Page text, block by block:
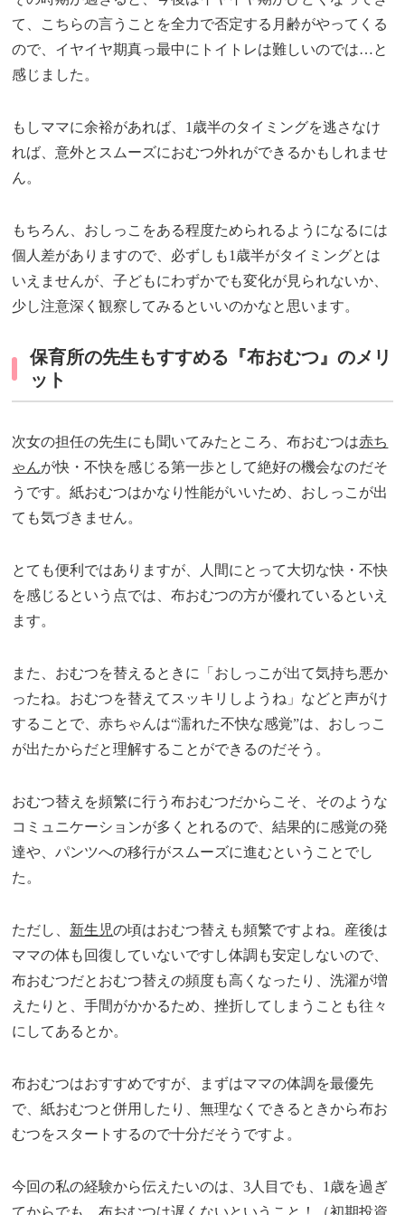
て、こちらの言うことを全力で否定する月齢がやってくる
ので、イヤイヤ期真っ最中にトイトレは難しいのでは…と
感じました。
もしママに余裕があれば、1歳半のタイミングを逃さなけ
れば、意外とスムーズにおむつ外れができるかもしれませ
ん。
もちろん、おしっこをある程度ためられるようになるには
個人差がありますので、必ずしも1歳半がタイミングとは
いえませんが、子どもにわずかでも変化が見られないか、
少し注意深く観察してみるといいのかなと思います。
保育所の先生もすすめる『布おむつ』のメリ
ット
次女の担任の先生にも聞いてみたところ、布おむつは赤ち
ゃんが快・不快を感じる第一歩として絶好の機会なのだそ
うです。紙おむつはかなり性能がいいため、おしっこが出
ても気づきません。
とても便利ではありますが、人間にとって大切な快・不快
を感じるという点では、布おむつの方が優れているといえ
ます。
また、おむつを替えるときに「おしっこが出て気持ち悪か
ったね。おむつを替えてスッキリしようね」などと声がけ
することで、赤ちゃんは“濡れた不快な感覚”は、おしっこ
が出たからだと理解することができるのだそう。
おむつ替えを頻繁に行う布おむつだからこそ、そのような
コミュニケーションが多くとれるので、結果的に感覚の発
達や、パンツへの移行がスムーズに進むということでし
た。
ただし、 新生児の頃はおむつ替えも頻繁ですよね。産後は
ママの体も回復していないですし体調も安定しないので、
布おむつだとおむつ替えの頻度も高くなったり、洗濯が増
えたりと、手間がかかるため、挫折してしまうことも往々
にしてあるとか。
布おむつはおすすめですが、まずはママの体調を最優先
で、紙おむつと併用したり、無理なくできるときから布お
むつをスタートするので十分だそうですよ。
今回の私の経験から伝えたいのは、3人目でも、1歳を過ぎ